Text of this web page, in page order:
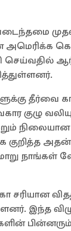
அமெரிக்க
செய்வதில்
தீர்வை
குழு
குறித்த அதன்
நாங்கள்
சரியான
இந்த
பின்னரும்